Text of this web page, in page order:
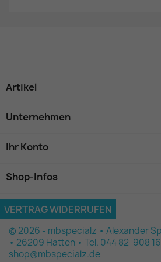
Artikel
Unternehmen
Ihr Konto
Shop-Infos
VERTRAG WIDERRUFEN
© 2026 - mbspecialz • Alexander
• 26209 Hatten • Tel. 044 82-908
shop@mbspecialz.de